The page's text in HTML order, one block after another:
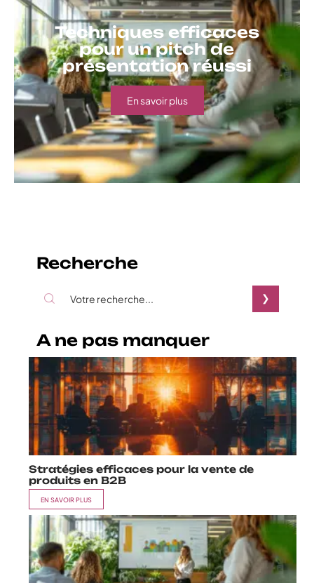
Techniques efficaces
pour un pitch de
présentation réussi
En savoir plus
Recherche
A ne pas manquer
Stratégies efficaces pour la vente de
produits en B2B
EN SAVOIR PLUS